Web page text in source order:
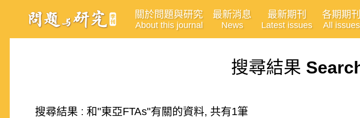
關於問題與研究
About this journal
最新消息
News
最新期刊
Latest issues
各期期刊
All issues
搜尋結果
搜尋結果 : 和"東亞FTAs"有關的資料, 共有1筆